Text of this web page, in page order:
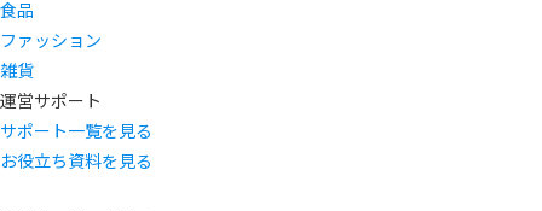
食品
ファッション
雑貨
運営サポート
サポート一覧を見る
お役立ち資料を見る